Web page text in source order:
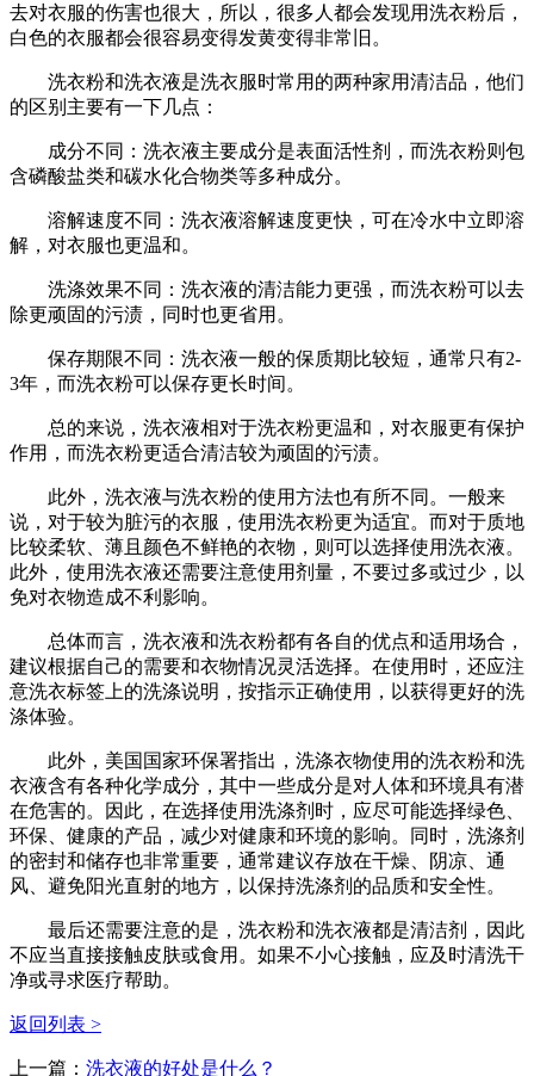
去对衣服的伤害也很大，所以，很多人都会发现用洗衣粉后，
白色的衣服都会很容易变得发黄变得非常旧。
洗衣粉和洗衣液是洗衣服时常用的两种家用清洁品，他们
的区别主要有一下几点：
成分不同：洗衣液主要成分是表面活性剂，而洗衣粉则包
含磷酸盐类和碳水化合物类等多种成分。
溶解速度不同：洗衣液溶解速度更快，可在冷水中立即溶
解，对衣服也更温和。
洗涤效果不同：洗衣液的清洁能力更强，而洗衣粉可以去
除更顽固的污渍，同时也更省用。
保存期限不同：洗衣液一般的保质期比较短，通常只有2-
3年，而洗衣粉可以保存更长时间。
总的来说，洗衣液相对于洗衣粉更温和，对衣服更有保护
作用，而洗衣粉更适合清洁较为顽固的污渍。
此外，洗衣液与洗衣粉的使用方法也有所不同。一般来
说，对于较为脏污的衣服，使用洗衣粉更为适宜。而对于质地
比较柔软、薄且颜色不鲜艳的衣物，则可以选择使用洗衣液。
此外，使用洗衣液还需要注意使用剂量，不要过多或过少，以
免对衣物造成不利影响。
总体而言，洗衣液和洗衣粉都有各自的优点和适用场合，
建议根据自己的需要和衣物情况灵活选择。在使用时，还应注
意洗衣标签上的洗涤说明，按指示正确使用，以获得更好的洗
涤体验。
此外，美国国家环保署指出，洗涤衣物使用的洗衣粉和洗
衣液含有各种化学成分，其中一些成分是对人体和环境具有潜
在危害的。因此，在选择使用洗涤剂时，应尽可能选择绿色、
环保、健康的产品，减少对健康和环境的影响。同时，洗涤剂
的密封和储存也非常重要，通常建议存放在干燥、阴凉、通
风、避免阳光直射的地方，以保持洗涤剂的品质和安全性。
最后还需要注意的是，洗衣粉和洗衣液都是清洁剂，因此
不应当直接接触皮肤或食用。如果不小心接触，应及时清洗干
净或寻求医疗帮助。
返回列表 >
上一篇： 洗衣液的好处是什么？